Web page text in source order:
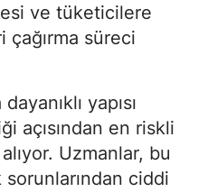
ve tüketicilere
çağırma süreci
yapısı
açısından en riskli
Uzmanlar, bu
ciddi